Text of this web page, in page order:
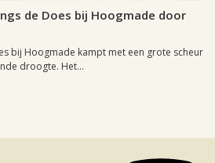
de Does bij Hoogmade door
bij Hoogmade kampt met een grote scheur
droogte. Het...